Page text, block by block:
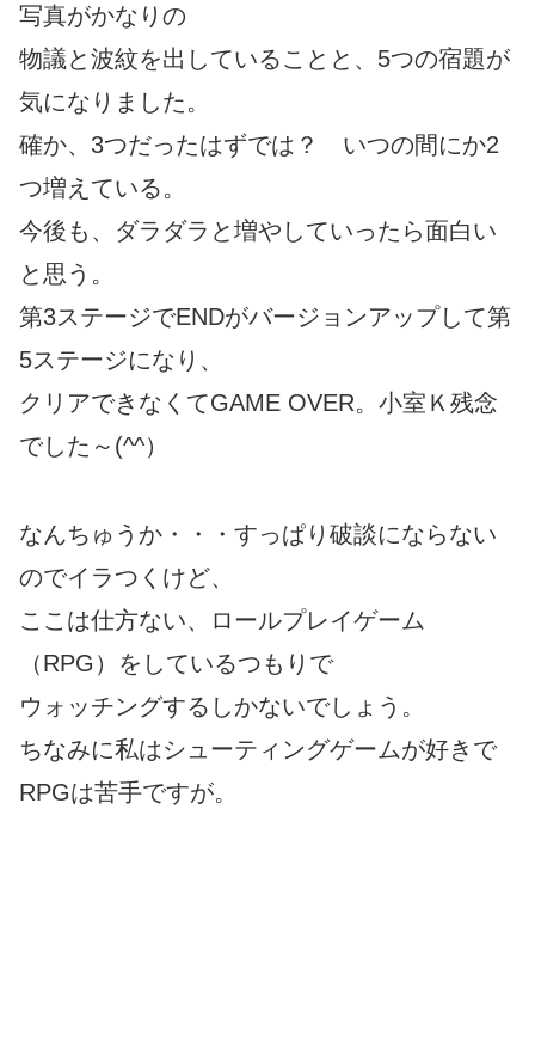
写真がかなりの
物議と波紋を出していることと、5つの宿題が
気になりました。
確か、3つだったはずでは？ いつの間にか2
つ増えている。
今後も、ダラダラと増やしていったら面白い
と思う。
第3ステージでENDがバージョンアップして第
5ステージになり、
クリアできなくてGAME OVER。小室Ｋ残念
でした～(^^）
なんちゅうか・・・すっぱり破談にならない
のでイラつくけど、
ここは仕方ない、ロールプレイゲーム
（RPG）をしているつもりで
ウォッチングするしかないでしょう。
ちなみに私はシューティングゲームが好きで
RPGは苦手ですが。